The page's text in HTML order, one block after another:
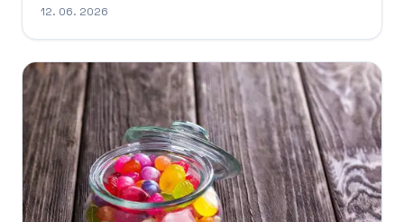
12. 06. 2026